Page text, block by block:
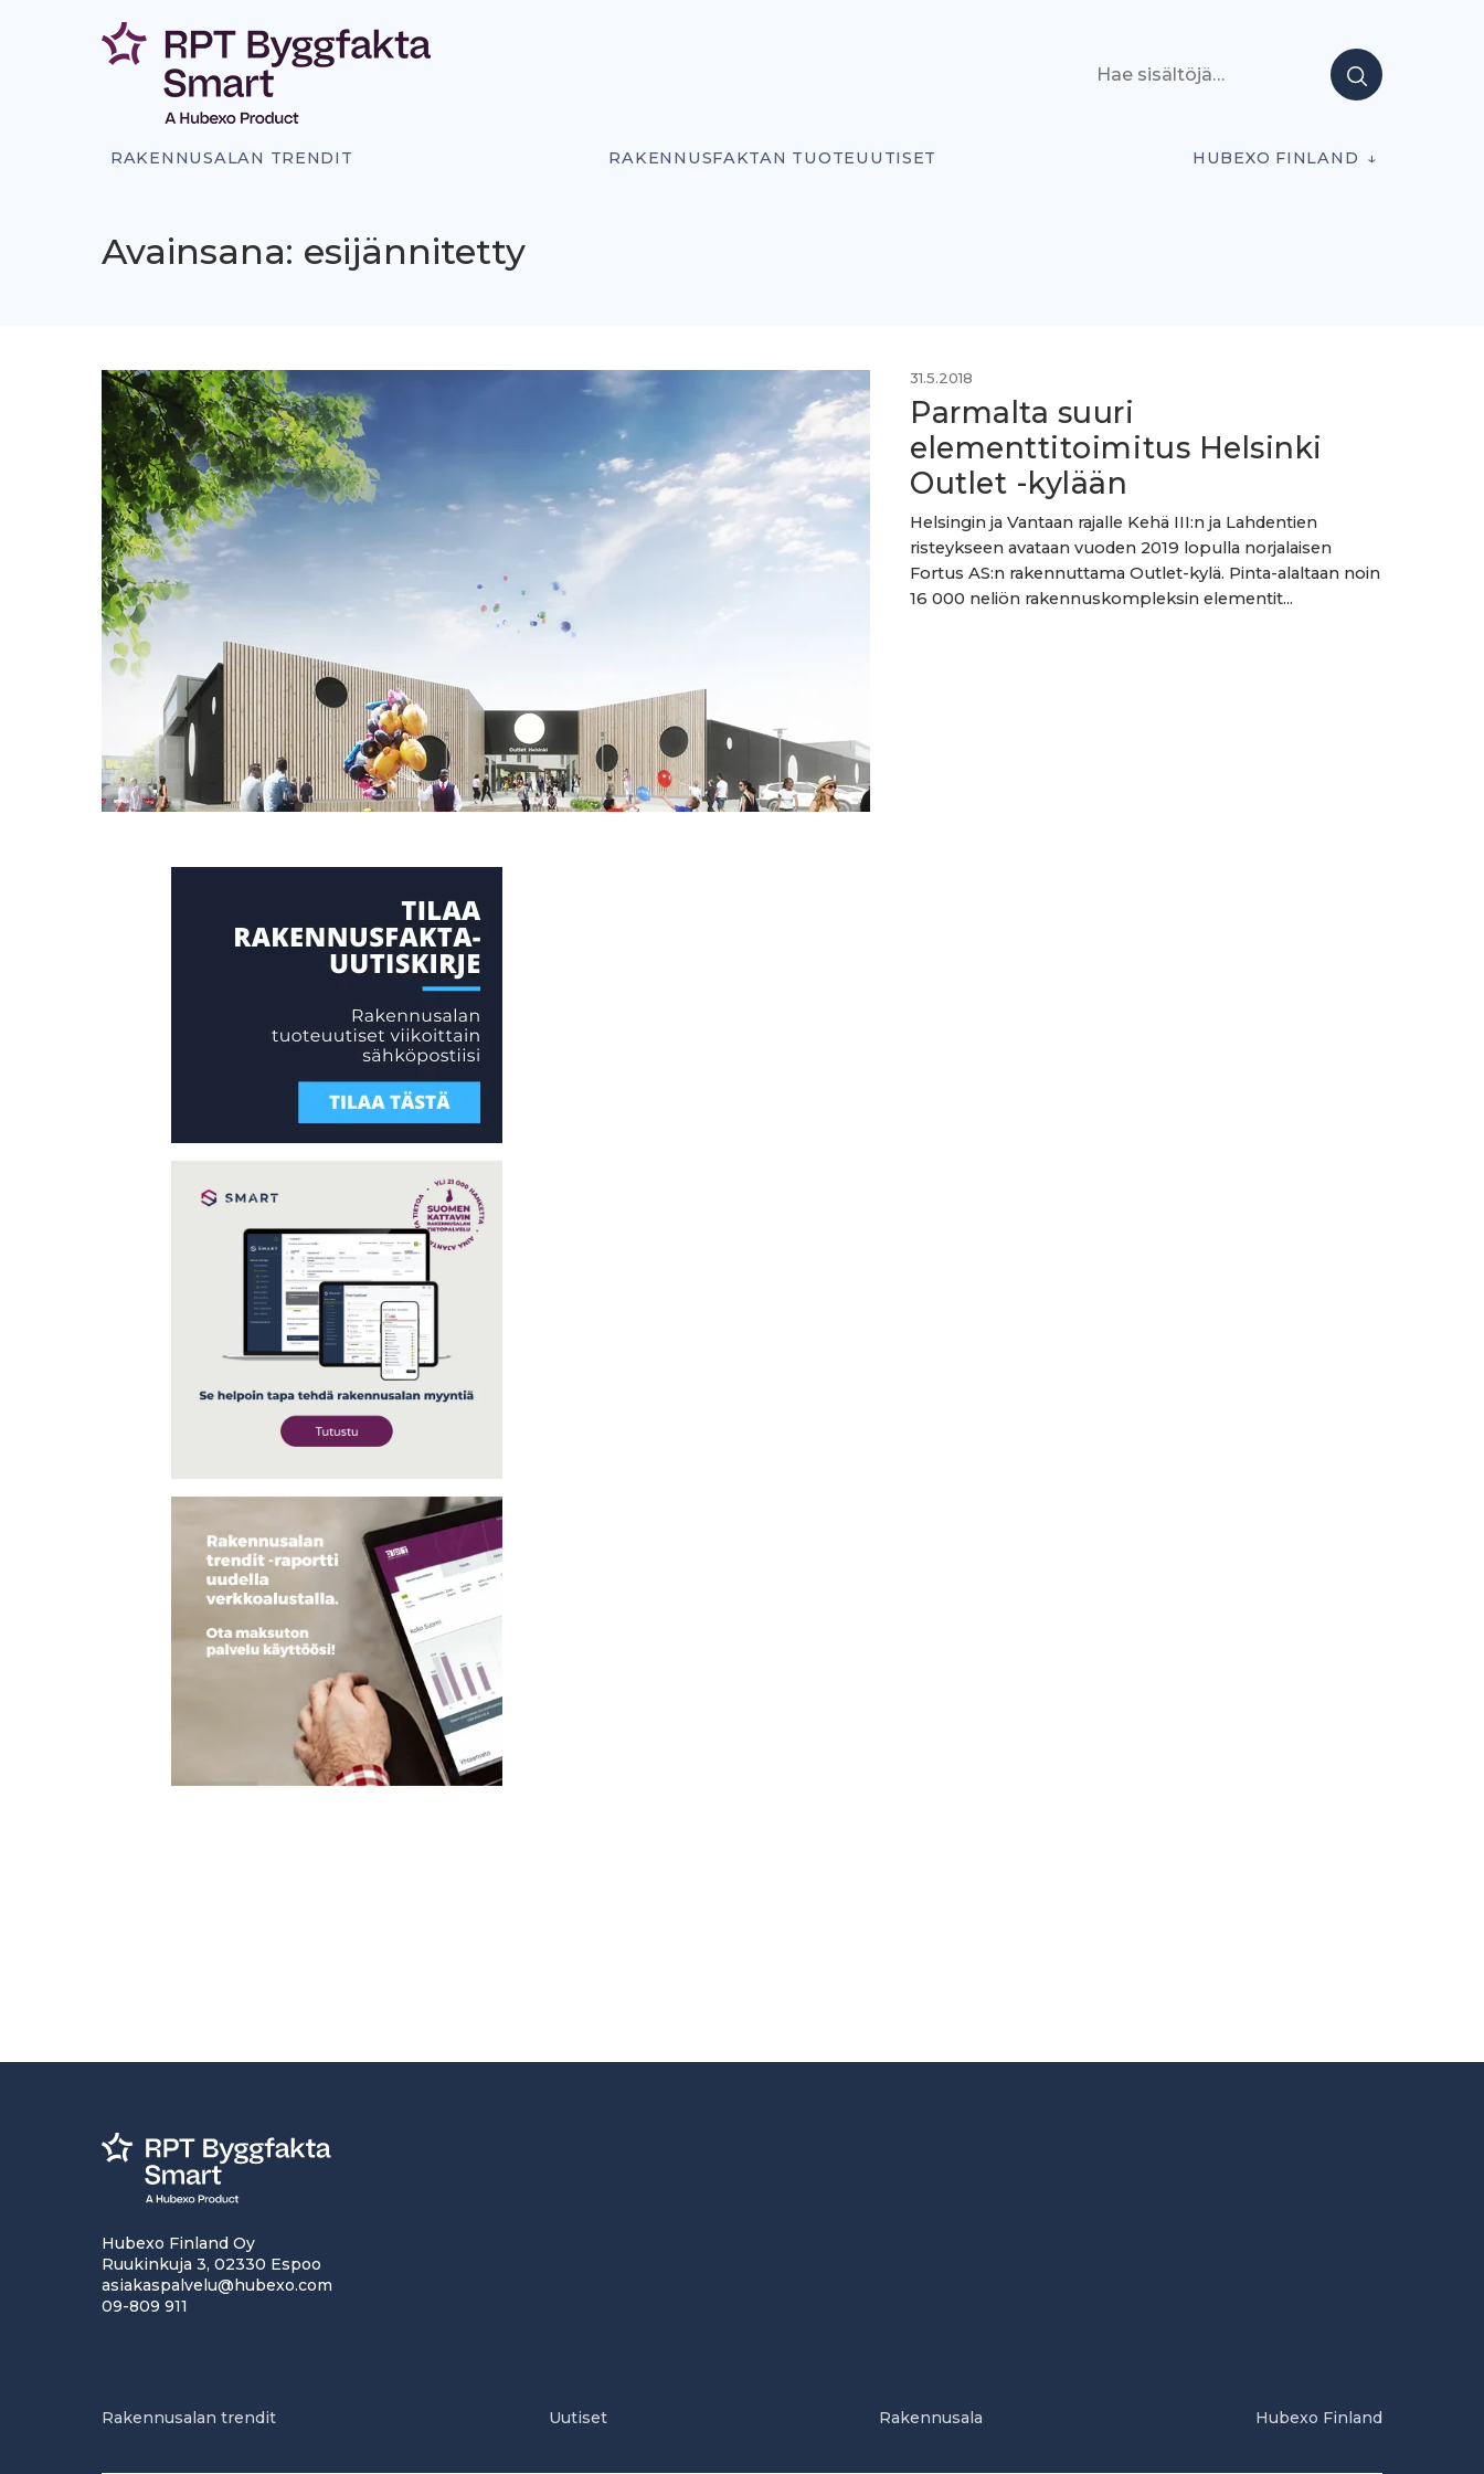
RAKENNUSALAN TRENDIT RAKENNUSFAKTAN TUOTEUUTISET HUBEXO FINLAND
Avainsana: esijännitetty
31.5.2018
Parmalta suuri
elementtitoimitus Helsinki
Outlet -kylään
Helsingin ja Vantaan rajalle Kehä III:n ja Lahdentien
risteykseen avataan vuoden 2019 lopulla norjalaisen
Fortus AS:n rakennuttama Outlet-kylä. Pinta-alaltaan noin
16 000 neliön rakennuskompleksin elementit...
Hubexo Finland Oy
Ruukinkuja 3, 02330 Espoo
asiakaspalvelu@hubexo.com
09-809 911
Rakennusalan trendit Uutiset Rakennusala Hubexo Finland